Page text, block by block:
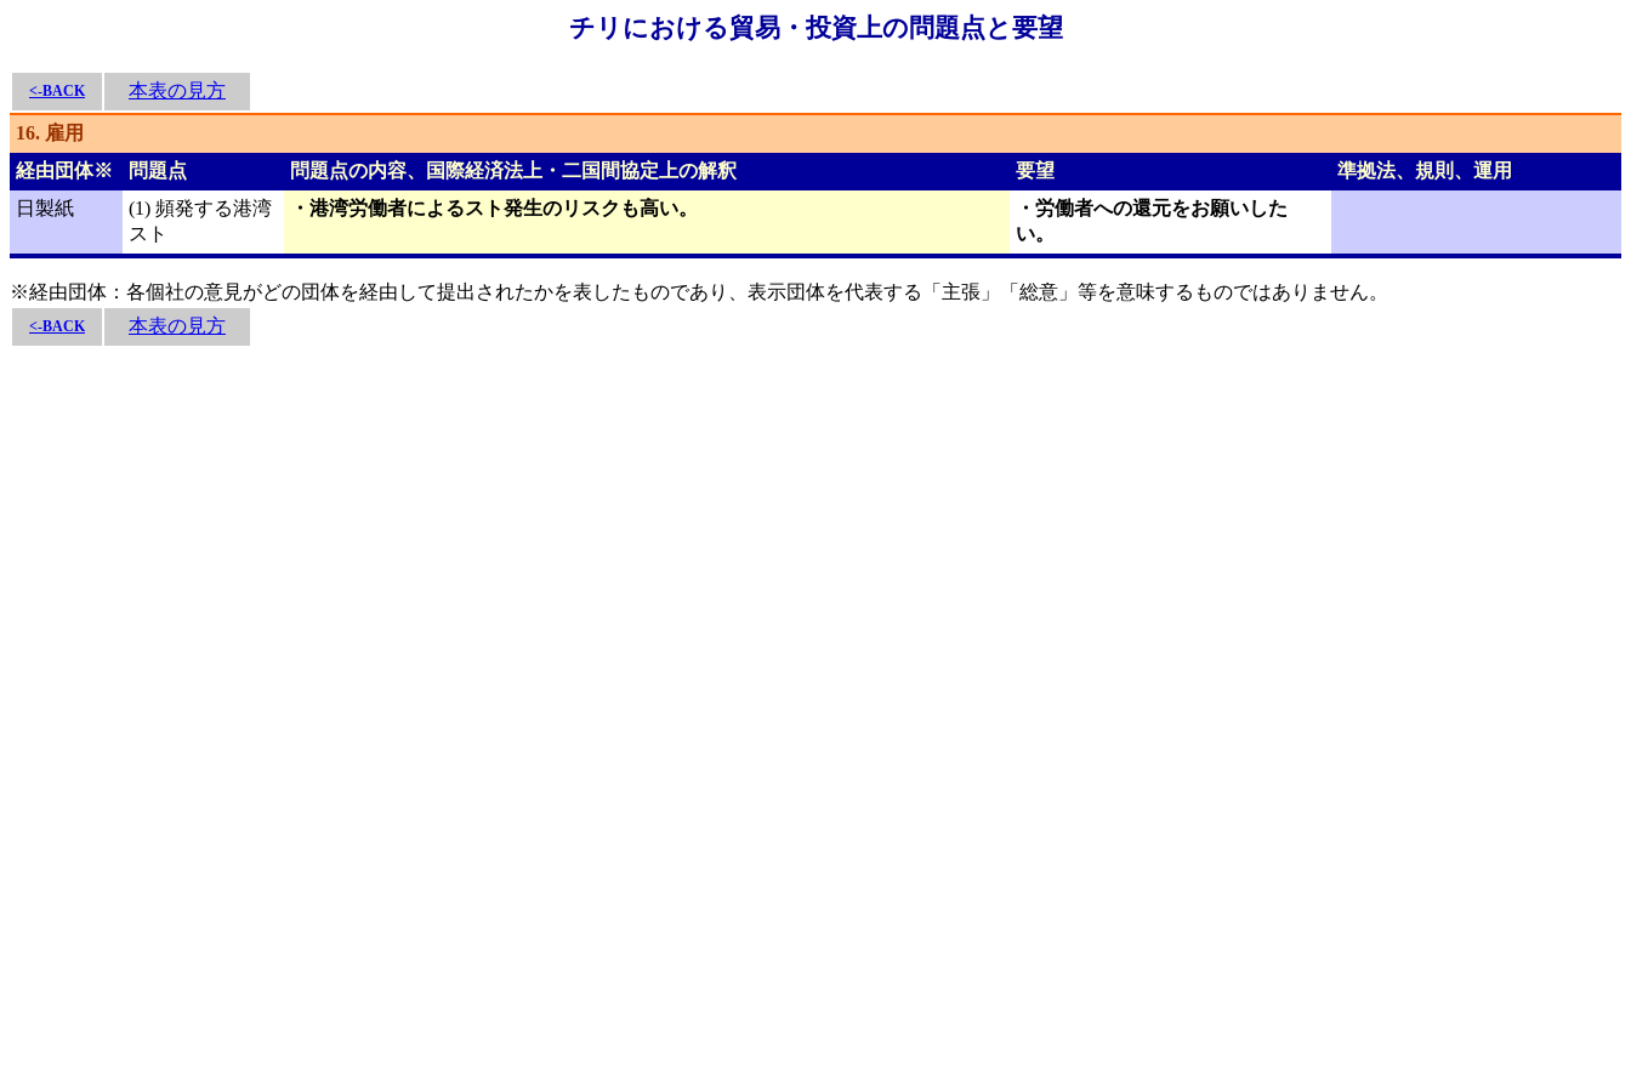
チリにおける貿易・投資上の問題点と要望
<-BACK 本表の見方
16. 雇用
経由団体※
問題点 問題点の内容、国際経済法上・二国間協定上の解釈 要望
準拠法、規則、運用
日製紙
(1) 頻発する港湾
スト
・港湾労働者によるスト発生のリスクも高い。
・労働者への還元をお願いした
い。
※経由団体：各個社の意見がどの団体を経由して提出されたかを表したものであり、表示団体を代表する「主張」「総意」等を意味するものではありません。
<-BACK 本表の見方